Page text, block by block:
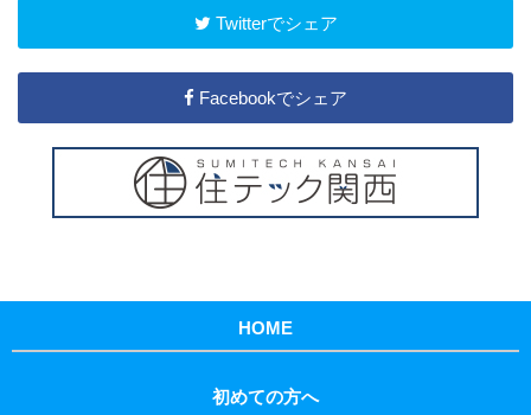
Twitterでシェア
Facebookでシェア
HOME
初めての方へ